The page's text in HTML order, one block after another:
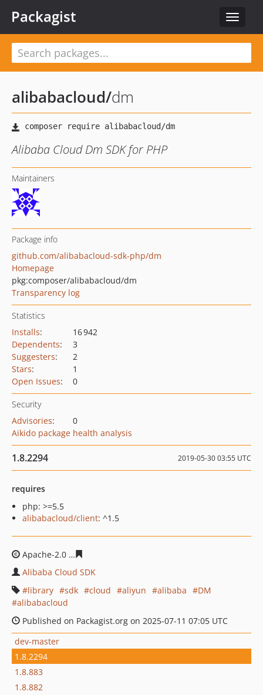
Toggle
Packagist
alibabacloud/dm
Alibaba Cloud Dm SDK for PHP
Maintainers
Package info
github.com/alibabacloud-sdk-php/dm
Homepage
pkg:composer/alibabacloud/dm
Transparency log
Statistics
Installs:
16 942
Dependents:
3
Suggesters:
2
Stars:
1
Open Issues: 0
Security
Advisories:
0
Aikido package health analysis
1.8.2294 2019-05-30 03:55 UTC
requires
php: >=5.5
alibabacloud/client: ^1.5
Apache-2.0
Alibaba Cloud SDK
library
sdk cloud aliyun alibaba
DM
alibabacloud
Published on Packagist.org on 2025-07-11 07:05 UTC
dev-master
1.8.2294
1.8.883
1.8.882